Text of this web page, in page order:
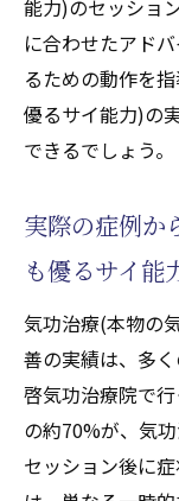
患者の
実際
天啓気
他の治
天啓気
子宮筋腫に
子宮筋
気功治
子宮筋
実際に
能力)のセッショ
に合わせたアド
るための動作を
優るサイ能力)の
できるでしょう。
実際の症例か
も優るサイ能
気功治療(本物の
善の実績は、多
啓気功治療院で
の約70%が、気
セッション後に